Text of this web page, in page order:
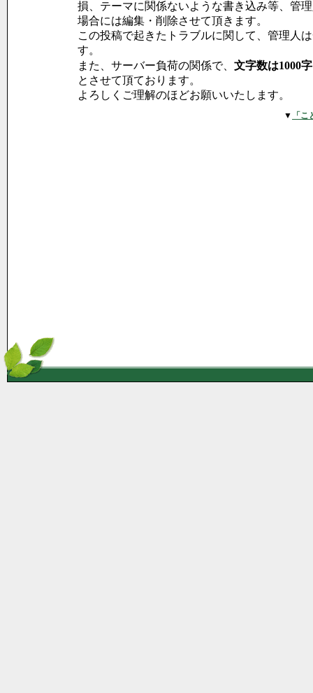
損、テーマに関係ないような書き込み等、管
場合には編集・削除させて頂きます。
この投稿で起きたトラブルに関して、管理人
す。
また、サーバー負荷の関係で、 文字数は1000
とさせて頂ております。
よろしくご理解のほどお願いいたします。
▼ 「